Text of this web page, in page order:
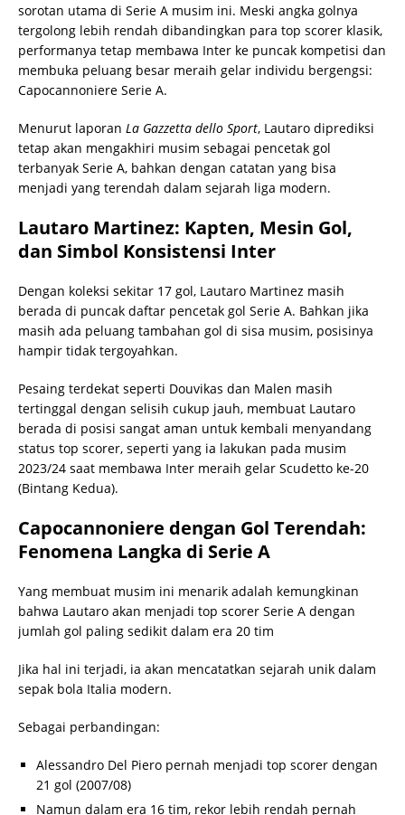
sorotan utama di Serie A musim ini. Meski angka golnya
tergolong lebih rendah dibandingkan para top scorer klasik,
performanya tetap membawa Inter ke puncak kompetisi dan
membuka peluang besar meraih gelar individu bergengsi:
Capocannoniere Serie A.
Menurut laporan La Gazzetta dello Sport, Lautaro diprediksi
tetap akan mengakhiri musim sebagai pencetak gol
terbanyak Serie A, bahkan dengan catatan yang bisa
menjadi yang terendah dalam sejarah liga modern.
Lautaro Martinez: Kapten, Mesin Gol,
dan Simbol Konsistensi Inter
Dengan koleksi sekitar 17 gol, Lautaro Martinez masih
berada di puncak daftar pencetak gol Serie A. Bahkan jika
masih ada peluang tambahan gol di sisa musim, posisinya
hampir tidak tergoyahkan.
Pesaing terdekat seperti Douvikas dan Malen masih
tertinggal dengan selisih cukup jauh, membuat Lautaro
berada di posisi sangat aman untuk kembali menyandang
status top scorer, seperti yang ia lakukan pada musim
2023/24 saat membawa Inter meraih gelar Scudetto ke-20
(Bintang Kedua).
Capocannoniere dengan Gol Terendah:
Fenomena Langka di Serie A
Yang membuat musim ini menarik adalah kemungkinan
bahwa Lautaro akan menjadi top scorer Serie A dengan
jumlah gol paling sedikit dalam era 20 tim
Jika hal ini terjadi, ia akan mencatatkan sejarah unik dalam
sepak bola Italia modern.
Sebagai perbandingan:
Alessandro Del Piero pernah menjadi top scorer dengan
21 gol (2007/08)
Namun dalam era 16 tim, rekor lebih rendah pernah